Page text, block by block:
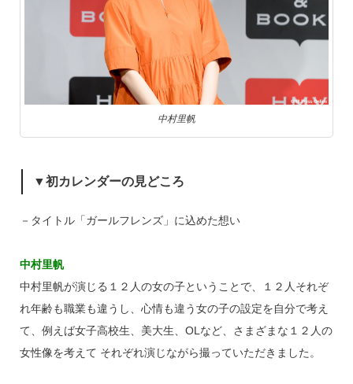
中村里帆
▼初カレンダーの見どころ
－タイトル「ガールフレンズ」に込めた想い
中村里帆
中村里帆が演じる１２人の女の子ということで、１２人それぞ
れ年齢も職業も違うし、心情も違う女の子の設定を自分で考え
て、例えば女子高校生、美大生、OLなど、さまざまな１２人の
女性像を考えて それぞれ演じながら撮っていただきました。